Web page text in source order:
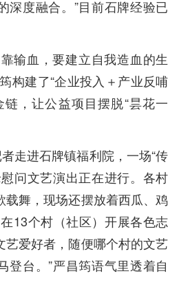
深度融合。”目前石牌经验已
输血，要建立自我造血的生
构建了“企业投入＋产业反哺
链，让公益项目摆脱“昙花一
走进石牌镇福利院，一场“传
问文艺演出正在进行。各村
载舞，现场还摆放着西瓜、鸡
13个村（社区）开展各色志
艺爱好者，随便哪个村的文艺
登台。”严昌筠语气里透着自